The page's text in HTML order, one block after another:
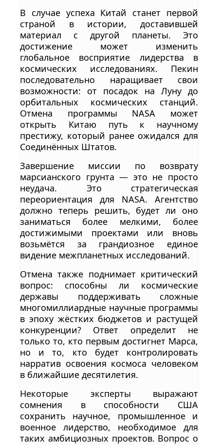
В случае успеха Китай станет первой
страной в истории, доставившей
материал с другой планеты. Это
достижение может изменить
глобальное восприятие лидерства в
космических исследованиях. Пекин
последовательно наращивает свои
возможности: от посадок на Луну до
орбитальных космических станций.
Отмена программы NASA может
открыть Китаю путь к научному
престижу, который ранее ожидался для
Соединённых Штатов.
Завершение миссии по возврату
марсианского грунта — это не просто
неудача. Это стратегическая
переориентация для NASA. Агентство
должно теперь решить, будет ли оно
заниматься более мелкими, более
достижимыми проектами или вновь
возьмётся за грандиозное единое
видение межпланетных исследований.
Отмена также поднимает критический
вопрос: способны ли космические
державы поддерживать сложные
многомиллиардные научные программы
в эпоху жёстких бюджетов и растущей
конкуренции? Ответ определит не
только то, кто первым достигнет Марса,
но и то, кто будет контролировать
нарратив освоения космоса человеком
в ближайшие десятилетия.
Некоторые эксперты выражают
сомнения в способности США
сохранить научное, промышленное и
военное лидерство, необходимое для
таких амбициозных проектов. Вопрос о